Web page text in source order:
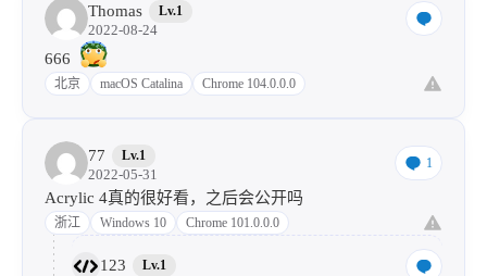
Thomas Lv.1
2022-08-24
666
北京 macOS Catalina Chrome 104.0.0.0
77 Lv.1
2022-05-31
1
Acrylic 4真的很好看，之后会公开吗
浙江 Windows 10 Chrome 101.0.0.0
123 Lv.1